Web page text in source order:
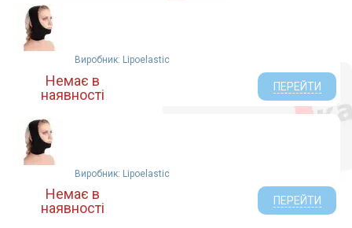
Виробник: Lipoelastic
Немає в
наявності
ПЕРЕЙТИ
Виробник: Lipoelastic
Немає в
наявності
ПЕРЕЙТИ